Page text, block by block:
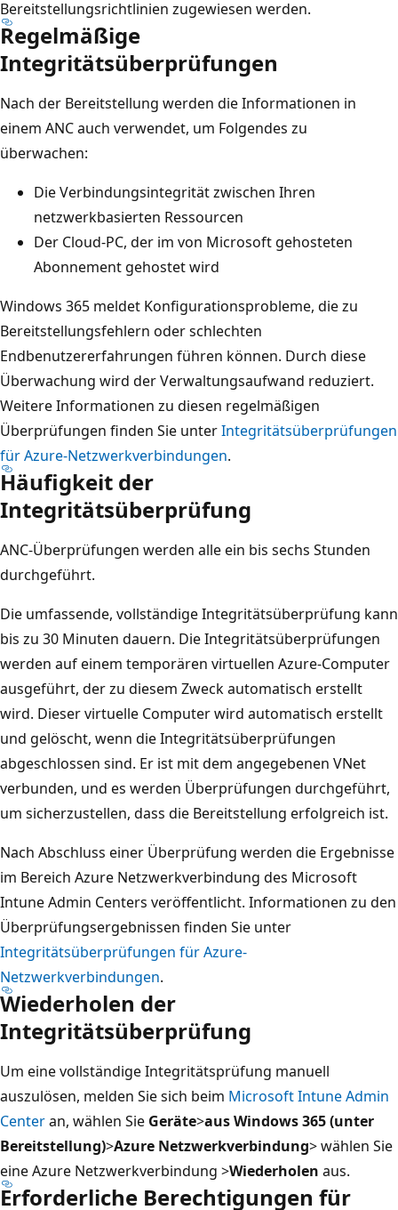
Bereitstellungsrichtlinien zugewiesen werden.
Regelmäßige
Integritätsüberprüfungen
Nach der Bereitstellung werden die Informationen in
einem ANC auch verwendet, um Folgendes zu
überwachen:
Die Verbindungsintegrität zwischen Ihren
netzwerkbasierten Ressourcen
Der Cloud-PC, der im von Microsoft gehosteten
Abonnement gehostet wird
Windows 365 meldet Konfigurationsprobleme, die zu
Bereitstellungsfehlern oder schlechten
Endbenutzererfahrungen führen können. Durch diese
Überwachung wird der Verwaltungsaufwand reduziert.
Weitere Informationen zu diesen regelmäßigen
Überprüfungen finden Sie unterIntegritätsüberprüfungen
für Azure-Netzwerkverbindungen.
Häufigkeit der
Integritätsüberprüfung
ANC-Überprüfungen werden alle ein bis sechs Stunden
durchgeführt.
Die umfassende, vollständige Integritätsüberprüfung kann
bis zu 30 Minuten dauern. Die Integritätsüberprüfungen
werden auf einem temporären virtuellen Azure-Computer
ausgeführt, der zu diesem Zweck automatisch erstellt
wird. Dieser virtuelle Computer wird automatisch erstellt
und gelöscht, wenn die Integritätsüberprüfungen
abgeschlossen sind. Er ist mit dem angegebenen VNet
verbunden, und es werden Überprüfungen durchgeführt,
um sicherzustellen, dass die Bereitstellung erfolgreich ist.
Nach Abschluss einer Überprüfung werden die Ergebnisse
im Bereich Azure Netzwerkverbindung des Microsoft
Intune Admin Centers veröffentlicht. Informationen zu den
Überprüfungsergebnissen finden Sie unter
Integritätsüberprüfungen für Azure-
Netzwerkverbindungen.
Wiederholen der
Integritätsüberprüfung
Um eine vollständige Integritätsprüfung manuell
auszulösen, melden Sie sich beim Microsoft Intune Admin
Centeran, wählen Sie Geräte>aus Windows 365 (unter
Bereitstellung)>Azure Netzwerkverbindung> wählen Sie
eine Azure Netzwerkverbindung >Wiederholen aus.
Erforderliche Berechtigungen für